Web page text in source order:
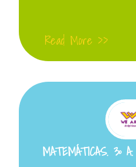
Read More >>
MATEMÁTICAS. 3º